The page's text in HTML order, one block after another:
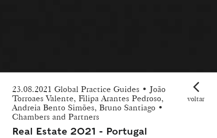
23.08.2021 Global Practice Guides • João
Torroaes Valente, Filipa Arantes Pedroso,
Andreia Bento Simões, Bruno Santiago •
Chambers and Partners
Real Estate 2021 - Portugal
voltar